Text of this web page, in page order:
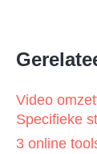
Video
Specifieke
3 online